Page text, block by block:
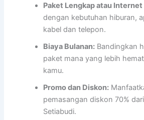
Paket Lengkap atau Internet
dengan kebutuhan hiburan,
kabel dan telepon.
Biaya Bulanan: Bandingkan
paket mana yang lebih
kamu.
Promo dan Diskon:
pemasangan diskon 70%
Setiabudi.